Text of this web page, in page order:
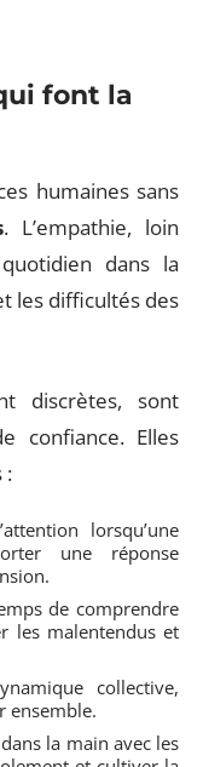
font la
humaines sans
. L’empathie, loin
dans la
les difficultés des
discrètes, sont
confiance. Elles
:
lorsqu’une
une réponse
de comprendre
les malentendus et
collective,
ensemble.
la main avec les